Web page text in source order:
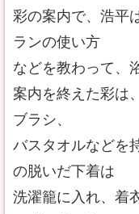
彩の案内で、浩平
ランの使い方
などを教わって、
案内を終えた彩は
ブラシ、
バスタオルなどを
の脱いだ下着は
洗濯籠に入れ、着